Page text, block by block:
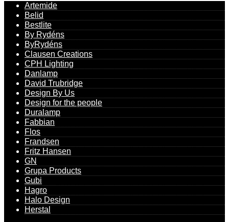
Artemide
Belid
Bestlite
By Rydéns
ByRydéns
Clausen Creations
CPH Lighting
Danlamp
David Trubridge
Design By Us
Design for the people
Duralamp
Fabbian
Flos
Frandsen
Fritz Hansen
GN
Grupa Products
Gubi
Hagro
Halo Design
Herstal